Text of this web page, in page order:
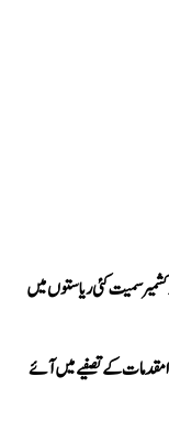
کشمیر سمیت کئی ریاستوں میں
جج، زیر التوا مقدمات کے تصفیے میں آئے